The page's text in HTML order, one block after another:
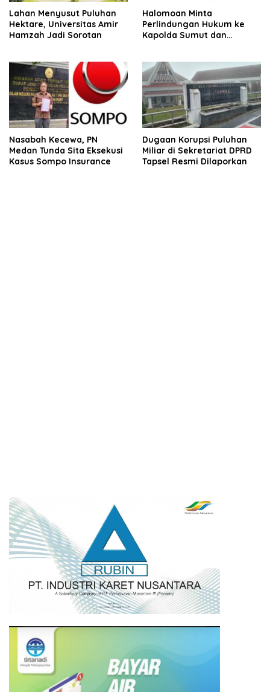
Lahan Menyusut Puluhan
Hektare, Universitas Amir
Hamzah Jadi Sorotan
Halomoan Minta
Perlindungan Hukum ke
Kapolda Sumut dan
Nasabah Kecewa, PN
Medan Tunda Sita Eksekusi
Kasus Sompo Insurance
Dugaan Korupsi Puluhan
Miliar di Sekretariat DPRD
Tapsel Resmi Dilaporkan